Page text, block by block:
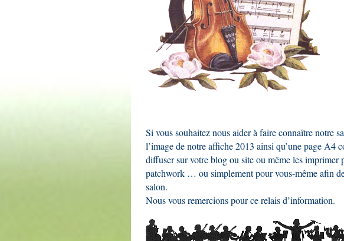
Si vous souhaitez nous aider à faire connaître notre
l’image de notre affiche 2013 ainsi qu’une page A4
diffuser sur votre blog ou site ou même les imprimer
patchwork … ou simplement pour vous-même afin
salon.
Nous vous remercions pour ce relais d’information.